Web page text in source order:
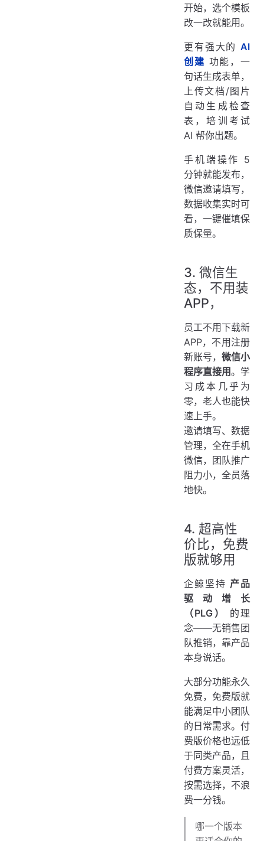
开始，选个模板
改一改就能用。
更有强大的 AI
创建 功能，一
句话生成表单，
上传文档/图片
自动生成检查
表，培训考试
AI 帮你出题。
手机端操作 5
分钟就能发布，
微信邀请填写，
数据收集实时可
看，一键催填保
质保量。
3. 微信生
态，不用装
APP，
员工不用下载新
APP，不用注册
新账号， 微信小
程序直接用。学
习成本几乎为
零，老人也能快
速上手。
邀请填写、数据
管理，全在手机
微信，团队推广
阻力小，全员落
地快。
4. 超高性
价比，免费
版就够用
企鲸坚持 产品
驱动增长
（PLG）
的理
念——无销售团
队推销，靠产品
本身说话。
大部分功能永久
免费，免费版就
能满足中小团队
的日常需求。付
费版价格也远低
于同类产品，且
付费方案灵活，
按需选择，不浪
费一分钱。
哪一个版本